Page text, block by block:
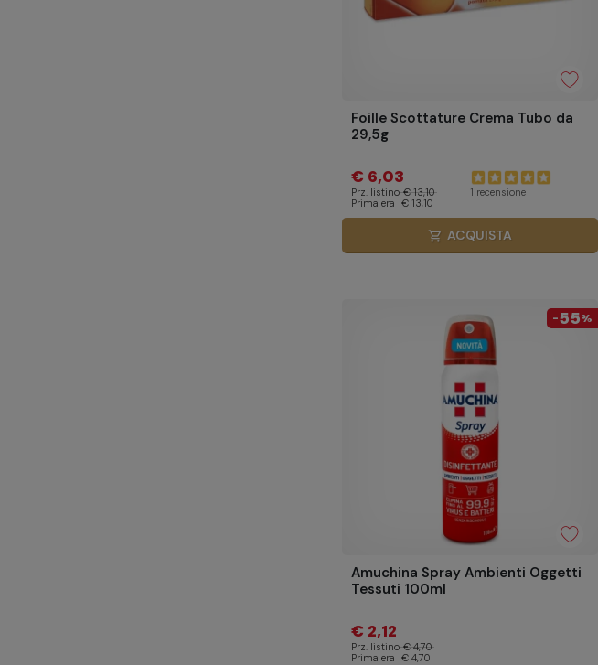
Foille Scottature Crema Tubo da
29,5g
€ 6,03
Prz. listino € 13,10
Prima era € 13,10
1 recensione
shopping_cart ACQUISTA
-55%
Amuchina Spray Ambienti Oggetti
Tessuti 100ml
€ 2,12
Prz. listino € 4,70
Prima era € 4,70